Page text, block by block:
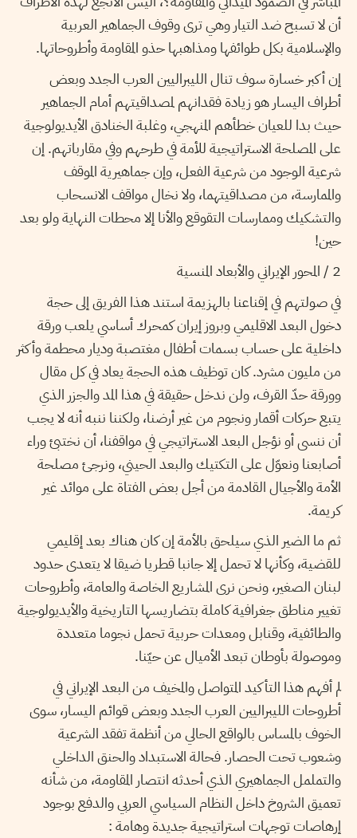
أن لا تسبح ضد التيار وهي ترى وقوف الجماهير العربية
والإسلامية بكل طوائفها ومذاهبها حذو المقاومة وأطروحاتها.
إن أكبر خسارة سوف تنال الليبراليين العرب الجدد وبعض
أطراف اليسار هو زيادة فقدانهم لمصداقيتهم أمام الجماهير
حيث بدا للعيان خطأهم المنهجي، وغلبة الخنادق الأيديولوجية
على المصلحة الاستراتيجية للأمة في طرحهم وفي مقارباتهم. إن
شرعية الوجود من شرعية الفعل، وإن جماهيرية الموقف
والممارسة، من مصداقيتهما، ولا نخال مواقف الانسحاب
والتشكيك وممارسات التقوقع والأنا إلا محطات النهاية ولو بعد
حين!
2 / المحور الإيراني والأبعاد المنسية
في صولتهم في إقناعنا بالهزيمة استند هذا الفريق إلى حجة
دخول البعد الاقليمي وبروز إيران كمحرك أساسي يلعب ورقة
داخلية على حساب بسمات أطفال مغتصبة وديار محطمة وأكثر
من مليون مشرد. كان توظيف هذه الحجة يعاد في كل مقال
وورقة حدّ القرف، ولن ندخل حقيقة في هذا المد والجزر الذي
يتبع حركات أقمار ونجوم من غير أرضنا، ولكننا ننبه أنه لا يجب
أن ننسى أو نؤجل البعد الاستراتيجي في مواقفنا، أن نختبئ وراء
أصابعنا ونعوّل على التكتيك والبعد الحيني، ونرجئ مصلحة
الأمة والأجيال القادمة من أجل بعض الفتاة على موائد غير
كريمة.
ثم ما الضير الذي سيلحق بالأمة إن كان هناك بعد إقليمي
للقضية، وكأنها لا تحمل إلا جانبا قطريا ضيقا لا يتعدى حدود
لبنان الصغير، ونحن نرى المشاريع الخاصة والعامة، وأطروحات
تغيير مناطق جغرافية كاملة بتضاريسها التاريخية والأيديولوجية
والطائفية، وقنابل ومعدات حربية تحمل نجوما متعددة
وموصولة بأوطان تبعد الأميال عن حيّنا.
لم أفهم هذا التأكيد المتواصل والمخيف من البعد الإيراني في
أطروحات الليبراليين العرب الجدد وبعض قوائم اليسار، سوى
الخوف بالمساس بالواقع الحالي من أنظمة تفقد الشرعية
وشعوب تحت الحصار. فحالة الاستبداد والحنق الداخلي
والتململ الجماهيري الذي أحدثه انتصار المقاومة، من شأنه
تعميق الشروخ داخل النظام السياسي العربي والدفع بوجود
إرهاصات توجهات استراتيجية جديدة وهامة :